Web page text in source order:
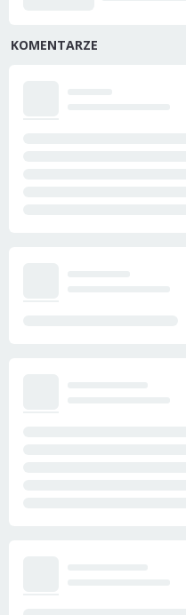
KOMENTARZE